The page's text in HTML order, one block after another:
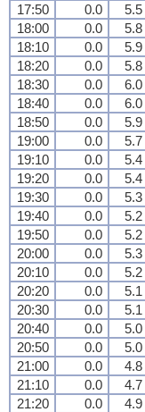
17:50
0.0 5.5
18:00
0.0 5.8
18:10
0.0 5.9
18:20
0.0 5.8
18:30
0.0 6.0
18:40
0.0 6.0
18:50
0.0 5.9
19:00
0.0 5.7
19:10
0.0 5.4
19:20
0.0 5.4
19:30
0.0 5.3
19:40
0.0 5.2
19:50
0.0 5.2
20:00
0.0 5.3
20:10
0.0 5.2
20:20
0.0 5.1
20:30
0.0 5.1
20:40
0.0 5.0
20:50
0.0 5.0
21:00
0.0 4.8
21:10
0.0 4.7
21:20
0.0 4.9